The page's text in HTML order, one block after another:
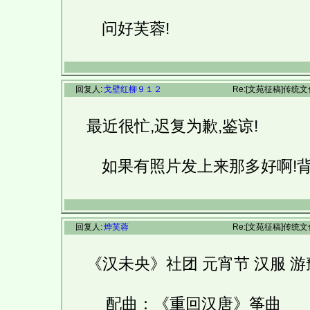
问好芙蓉!
回复人:戈壁红柳９１２ Re:[文苑征稿]传统
最近很忙,迟复为歉,鉴谅!
如果有照片发上来那多好啊!背
回复人:烨芙蓉 Re:[文苑征稿]传统
《汉未央》社团 元宵节 汉服 游
配曲：《重回汉唐》筝曲